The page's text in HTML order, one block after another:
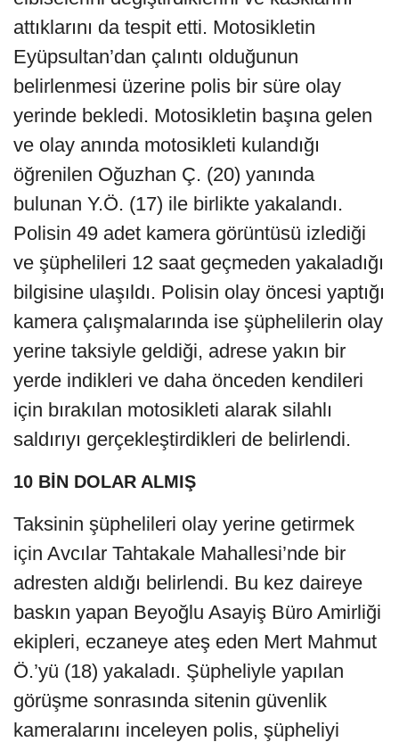
attıklarını da tespit etti. Motosikletin
Eyüpsultan’dan çalıntı olduğunun
belirlenmesi üzerine polis bir süre olay
yerinde bekledi. Motosikletin başına gelen
ve olay anında motosikleti kulandığı
öğrenilen Oğuzhan Ç. (20) yanında
bulunan Y.Ö. (17) ile birlikte yakalandı.
Polisin 49 adet kamera görüntüsü izlediği
ve şüphelileri 12 saat geçmeden yakaladığı
bilgisine ulaşıldı. Polisin olay öncesi yaptığı
kamera çalışmalarında ise şüphelilerin olay
yerine taksiyle geldiği, adrese yakın bir
yerde indikleri ve daha önceden kendileri
için bırakılan motosikleti alarak silahlı
saldırıyı gerçekleştirdikleri de belirlendi.
10 BİN DOLAR ALMIŞ
Taksinin şüphelileri olay yerine getirmek
için Avcılar Tahtakale Mahallesi’nde bir
adresten aldığı belirlendi. Bu kez daireye
baskın yapan Beyoğlu Asayiş Büro Amirliği
ekipleri, eczaneye ateş eden Mert Mahmut
Ö.’yü (18) yakaladı. Şüpheliyle yapılan
görüşme sonrasında sitenin güvenlik
kameralarını inceleyen polis, şüpheliyi